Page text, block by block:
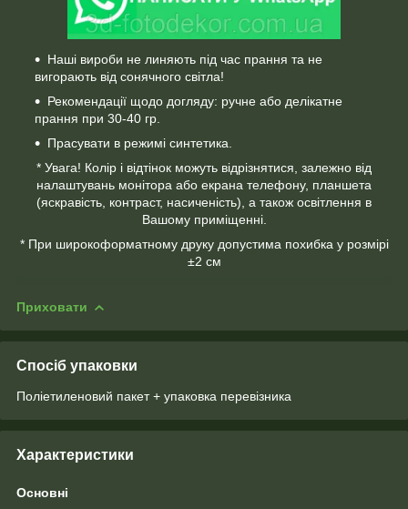
Наші вироби не линяють під час прання та не
вигорають від сонячного світла!
Рекомендації щодо догляду: ручне або делікатне
прання при 30-40 гр.
Прасувати в режимі синтетика.
* Увага! Колір і відтінок можуть відрізнятися, залежно від
налаштувань монітора або екрана телефону, планшета
(яскравість, контраст, насиченість), а також освітлення в
Вашому приміщенні.
* При широкоформатному друку допустима похибка у розмірі
±2 см
Приховати
Спосіб упаковки
Поліетиленовий пакет + упаковка перевізника
Характеристики
Основні